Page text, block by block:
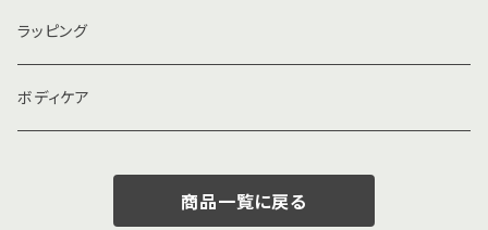
ラッピング
ボディケア
商品一覧に戻る